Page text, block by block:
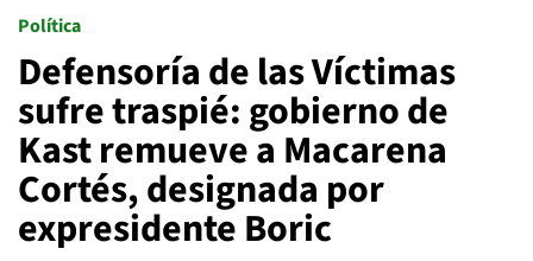
Política
Defensoría de las Víctimas
sufre traspié: gobierno de
Kast remueve a Macarena
Cortés, designada por
expresidente Boric